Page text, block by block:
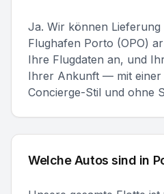
Ja. Wir können
Flughafen Porto (OPO)
Ihre Flugdaten an, und
Ihrer Ankunft — mit einer
Concierge-Stil und ohne
Welche Autos sind in